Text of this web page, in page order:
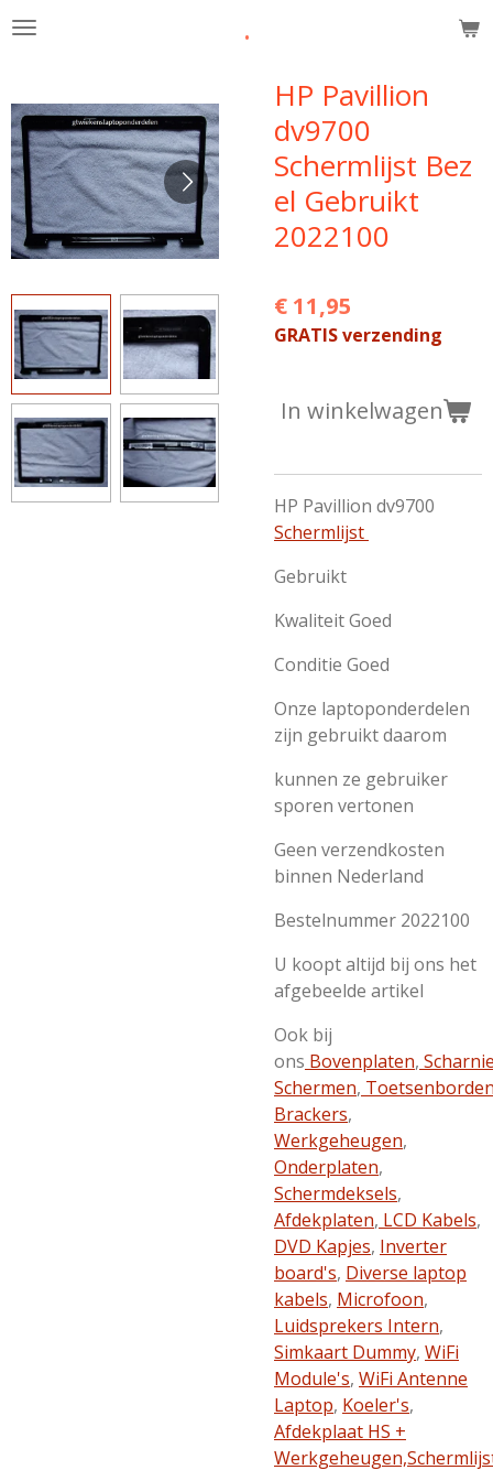
Ga
de
hoofdinhoud
.
HP Pavillion
dv9700
Schermlijst Bez
el Gebruikt
2022100
€ 11,95
GRATIS verzending
In winkelwagen
HP Pavillion dv9700
Schermlijst
Gebruikt
Kwaliteit Goed
Conditie Goed
Onze laptoponderdelen
zijn gebruikt daarom
kunnen ze gebruiker
sporen vertonen
Geen verzendkosten
binnen Nederland
Bestelnummer 2022100
U koopt altijd bij ons het
afgebeelde artikel
Ook bij
ons Bovenplaten,
Schermen,
Brackers,
Werkgeheugen,
Onderplaten,
Schermdeksels,
Afdekplaten, LCD Kabels,
DVD Kapjes, Inverter
board's, Diverse laptop
kabels, Microfoon,
Luidsprekers Intern,
Simkaart Dummy, WiFi
Module's, WiFi Antenne
Laptop, Koeler's,
Afdekplaat HS +
Werkgeheugen,